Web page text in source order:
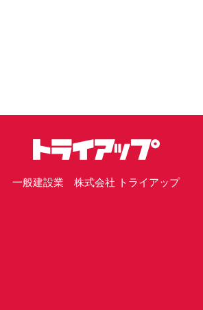
一般建設業 株式会社 トライアップ